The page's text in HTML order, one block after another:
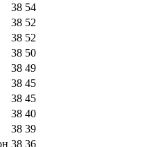
38 54
38 52
38 52
38 50
38 49
38 45
38 45
38 40
38 39
38 36